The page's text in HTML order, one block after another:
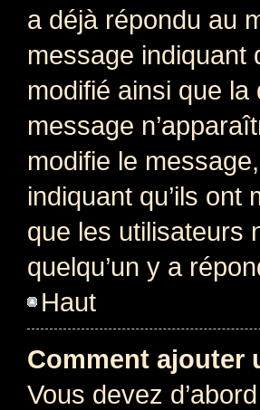
a déjà répondu au
message indiquant
modifié ainsi que la
message
modifie le
indiquant qu’ils
que les utilisateurs
quelqu’un y a
Haut
Comment ajouter
Vous devez